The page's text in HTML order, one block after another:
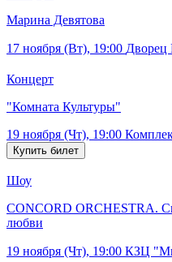
Марина Девятова
17 ноября (Вт), 19:00 Дворец
Концерт
"Комната Культуры"
19 ноября (Чт), 19:00
Шоу
CONCORD ORCHESTRA.
любви
19 ноября (Чт), 19:00 КЗЦ